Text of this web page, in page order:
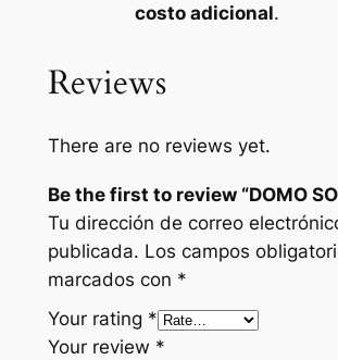
costo adicional.
Reviews
There are no reviews yet.
Be the first to review “DOMO
Tu dirección de correo
publicada. Los campos
marcados con *
Your rating *
Your review *